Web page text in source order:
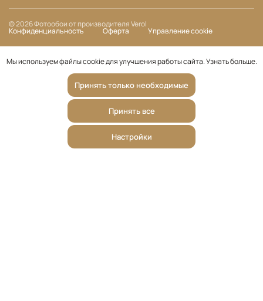
© 2026 Фотообои от производителя Verol
Конфиденциальность Оферта Управление cookie
Мы используем файлы cookie для улучшения работы сайта.Узнать больше.
Принять только необходимые
Принять все
Настройки